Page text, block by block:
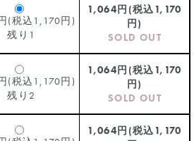
(税込1,170円)
残り1
1,064円(税込1,170
円)
SOLD OUT
(税込1,170円)
残り2
1,064円(税込1,170
円)
SOLD OUT
1,064円(税込1,170